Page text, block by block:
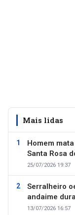
Mais lidas
Homem
Santa Rosa
25/07/2026 19:37
Serralheiro
andaime
13/07/2026 16:57